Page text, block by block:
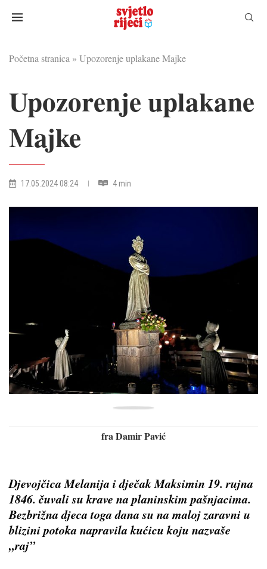
Početna stranica » Upozorenje uplakane Majke
Upozorenje uplakane
Majke
17.05.2024 08:24 4 min
fra Damir Pavić
Djevojčica Melanija i dječak Maksimin 19. rujna
1846. čuvali su krave na planinskim pašnjacima.
Bezbrižna djeca toga dana su na maloj zaravni u
blizini potoka napravila kućicu koju nazvaše
„raj”